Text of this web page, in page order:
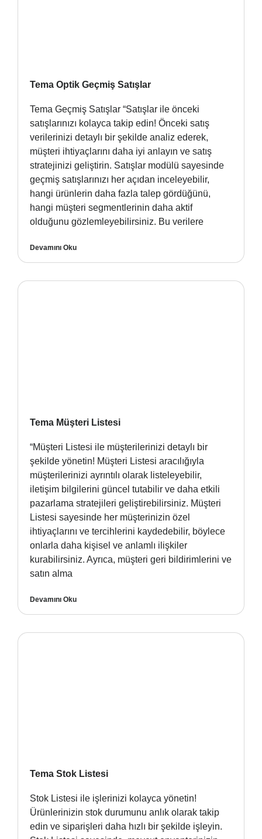
Tema Optik Geçmiş Satışlar
Tema Geçmiş Satışlar “Satışlar ile önceki
satışlarınızı kolayca takip edin! Önceki satış
verilerinizi detaylı bir şekilde analiz ederek,
müşteri ihtiyaçlarını daha iyi anlayın ve satış
stratejinizi geliştirin. Satışlar modülü sayesinde
geçmiş satışlarınızı her açıdan inceleyebilir,
hangi ürünlerin daha fazla talep gördüğünü,
hangi müşteri segmentlerinin daha aktif
olduğunu gözlemleyebilirsiniz. Bu verilere
Devamını Oku
Tema Müşteri Listesi
“Müşteri Listesi ile müşterilerinizi detaylı bir
şekilde yönetin! Müşteri Listesi aracılığıyla
müşterilerinizi ayrıntılı olarak listeleyebilir,
iletişim bilgilerini güncel tutabilir ve daha etkili
pazarlama stratejileri geliştirebilirsiniz. Müşteri
Listesi sayesinde her müşterinizin özel
ihtiyaçlarını ve tercihlerini kaydedebilir, böylece
onlarla daha kişisel ve anlamlı ilişkiler
kurabilirsiniz. Ayrıca, müşteri geri bildirimlerini ve
satın alma
Devamını Oku
Tema Stok Listesi
Stok Listesi ile işlerinizi kolayca yönetin!
Ürünlerinizin stok durumunu anlık olarak takip
edin ve siparişleri daha hızlı bir şekilde işleyin.